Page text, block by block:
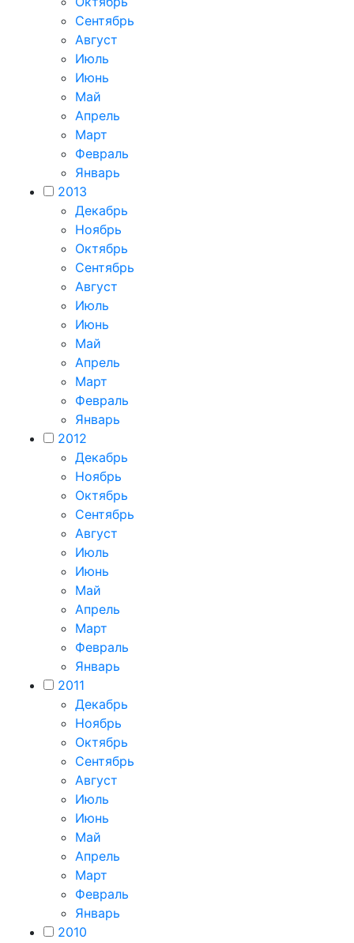
Сентябрь
Август
Июль
Июнь
Май
Апрель
Март
Февраль
Январь
2013
Декабрь
Ноябрь
Октябрь
Сентябрь
Август
Июль
Июнь
Май
Апрель
Март
Февраль
Январь
2012
Декабрь
Ноябрь
Октябрь
Сентябрь
Август
Июль
Июнь
Май
Апрель
Март
Февраль
Январь
2011
Декабрь
Ноябрь
Октябрь
Сентябрь
Август
Июль
Июнь
Май
Апрель
Март
Февраль
Январь
2010